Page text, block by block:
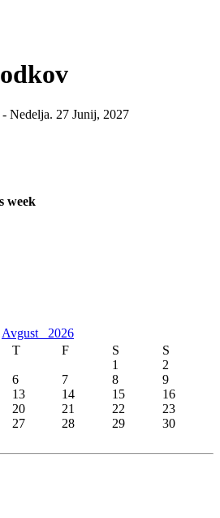
Nedelja. 27 Junij, 2027
week
Avgust 2026
T F S
S
1
2
6 7 8
9
13 14 15
16
20 21 22
23
27 28 29
30